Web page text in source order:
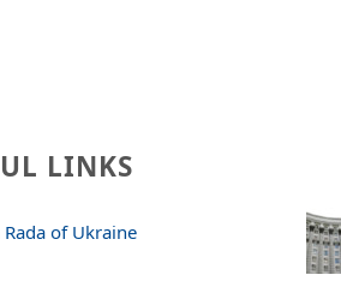
LINKS
of Ukraine